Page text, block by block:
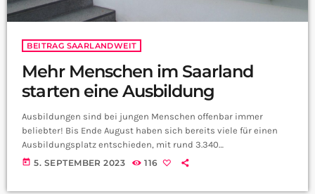
BEITRAG SAARLANDWEIT
Mehr Menschen im Saarland
starten eine Ausbildung
Ausbildungen sind bei jungen Menschen offenbar immer
beliebter! Bis Ende August haben sich bereits viele für einen
Ausbildungsplatz entschieden, mit rund 3.340
Ausbildungsverträgen bei der Industrie- und Handelskammer
today 5. SEPTEMBER 2023 116